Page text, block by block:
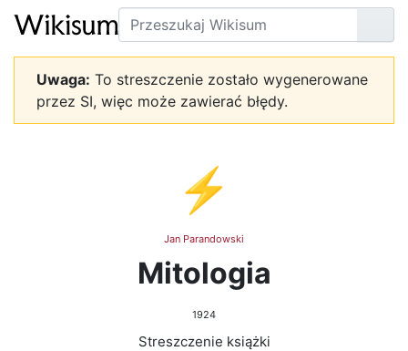
Szukaj
Uwaga: To streszczenie zostało wygenerowane
przez SI, więc może zawierać błędy.
⚡
Jan Parandowski
Mitologia
1924
Streszczenie książki